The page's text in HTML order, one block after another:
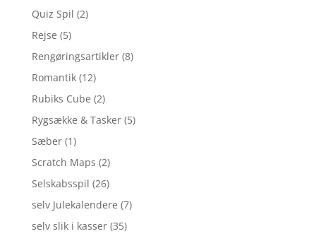
Quiz Spil (2)
Rejse (5)
Rengøringsartikler (8)
Romantik (12)
Rubiks Cube (2)
Rygsække & Tasker (5)
Sæber (1)
Scratch Maps (2)
Selskabsspil (26)
selv Julekalendere (7)
selv slik i kasser (35)